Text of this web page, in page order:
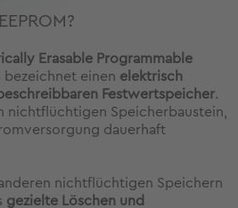
Erasable Programmable
bezeichnet einen elektrisch
Festwertspeicher.
nichtflüchtigen Speicherbaustein,
dauerhaft
nichtflüchtigen Speichern
gezielte Löschen und